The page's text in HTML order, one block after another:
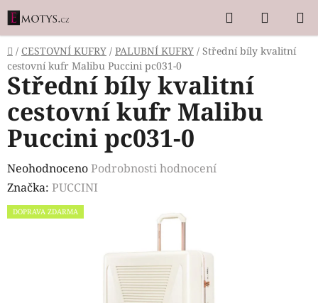
Přejít
na
obsah
Hledat
KOŠÍK
Domů
/ CESTOVNÍ KUFRY / PALUBNÍ KUFRY / Střední bíly kvalitní
cestovní kufr Malibu Puccini pc031-0
Střední bíly kvalitní
cestovní kufr Malibu
Puccini pc031-0
Průměrné
hodnocení
produktu
NeohodnocenoPodrobnosti hodnocení
Značka: PUCCINI
DOPRAVA ZDARMA